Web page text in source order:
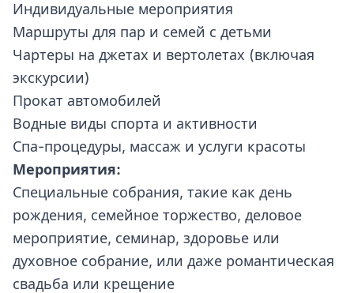
Индивидуальные мероприятия
Маршруты для пар и семей с детьми
Чартеры на джетах и вертолетах (включая
экскурсии)
Прокат автомобилей
Водные виды спорта и активности
Спа-процедуры, массаж и услуги красоты
Мероприятия:
Специальные собрания, такие как день
рождения, семейное торжество, деловое
мероприятие, семинар, здоровье или
духовное собрание, или даже романтическая
свадьба или крещение